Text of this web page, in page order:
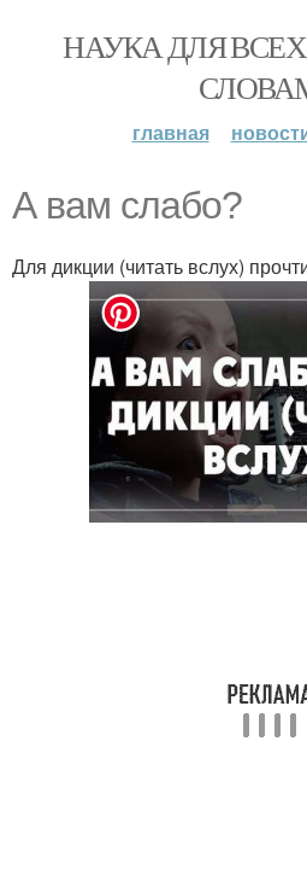
НАУКА ДЛЯ
главная
А вам слабо?
Для дикции (читать вслух)